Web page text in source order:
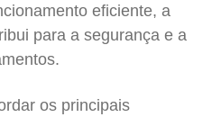
eficiente, a
para a segurança e a
os principais